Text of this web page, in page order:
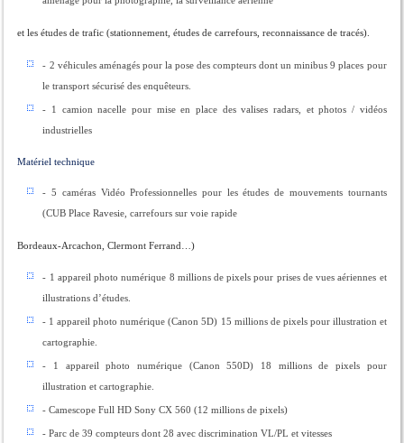
et les études de trafic (stationnement, études de carrefours, reconnaissance de tracés).
- 2 véhicules aménagés pour la pose des compteurs dont un minibus 9 places pour
le transport sécurisé des enquêteurs.
- 1 camion nacelle pour mise en place des valises radars, et photos / vidéos
industrielles
Matériel technique
- 5 caméras Vidéo Professionnelles pour les études de mouvements tournants
(CUB Place Ravesie, carrefours sur voie rapide
Bordeaux-Arcachon, Clermont Ferrand…)
- 1 appareil photo numérique 8 millions de pixels pour prises de vues aériennes et
illustrations d’études.
- 1 appareil photo numérique (Canon 5D) 15 millions de pixels pour illustration et
cartographie.
- 1 appareil photo numérique (Canon 550D) 18 millions de pixels pour
illustration et cartographie.
- Camescope Full HD Sony CX 560 (12 millions de pixels)
- Parc de 39 compteurs dont 28 avec discrimination VL/PL et vitesses